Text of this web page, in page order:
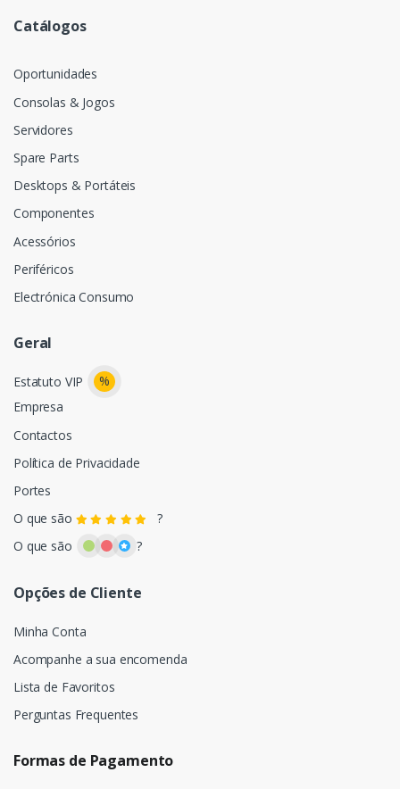
Catálogos
Oportunidades
Consolas & Jogos
Servidores
Spare Parts
Desktops & Portáteis
Componentes
Acessórios
Periféricos
Electrónica Consumo
Geral
Estatuto VIP
%
Empresa
Contactos
Política de Privacidade
Portes
O que são
?
O que são
?
Opções de Cliente
Minha Conta
Acompanhe a sua encomenda
Lista de Favoritos
Perguntas Frequentes
Formas de Pagamento